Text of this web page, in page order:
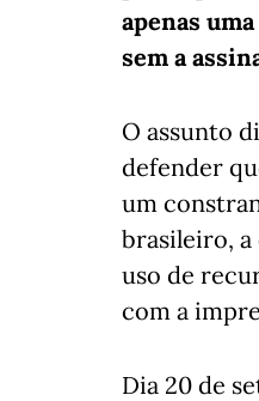
apenas
sem a
O assunto
defender
um
brasileiro,
uso de
com a
Dia 20 de